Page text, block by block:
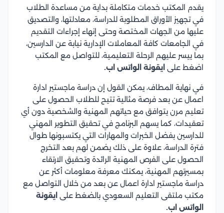
يقدم المكتب خدمات متكاملة بداية من مساعدة الطلاب
في تجهيز الأوراق المطلوبة للدراسة، معادلتها، والتصديق
عليها من الجهات المختصة وحتى إنهاء إجراءات التقديم
في الجامعات كافة المعاملات الإدارية نيابة عن الدارسين،
بما ييسر عليهم الرحلة التعليمية، للتواصل مع المكتب
اضغط على ايقونة الواتس اب.
في نهاية المطاف، يمكن القول إن دراسة ماجستير ادارة
اعمال عن بعد فرصة مثالية تتيح للطلاب الحصول على
تعليم مرن يتوافق مع حياتهم المهنية والشخصية دون أي
تعقيدات، كما يسهم البرنامج في تحقيق التطوير المهني
للدارسين بفضل الخبرات والمهارات التي يكتسبونها طوال
فترة الدراسة، علاوة على ذلك يضمن لهم بعد التخرج
الحصول على الفرص المهنية الرائدة وتحقيق الارتقاء
بمسيرتهم المهنية، يمكنك معرفة معلومات أكثر عن
دراسة ماجستير ادارة اعمال عن بعد من خلال التواصل مع
مكتب ملتقى التعليم السعودي بالضغط على ايقونة
الواتس اب.